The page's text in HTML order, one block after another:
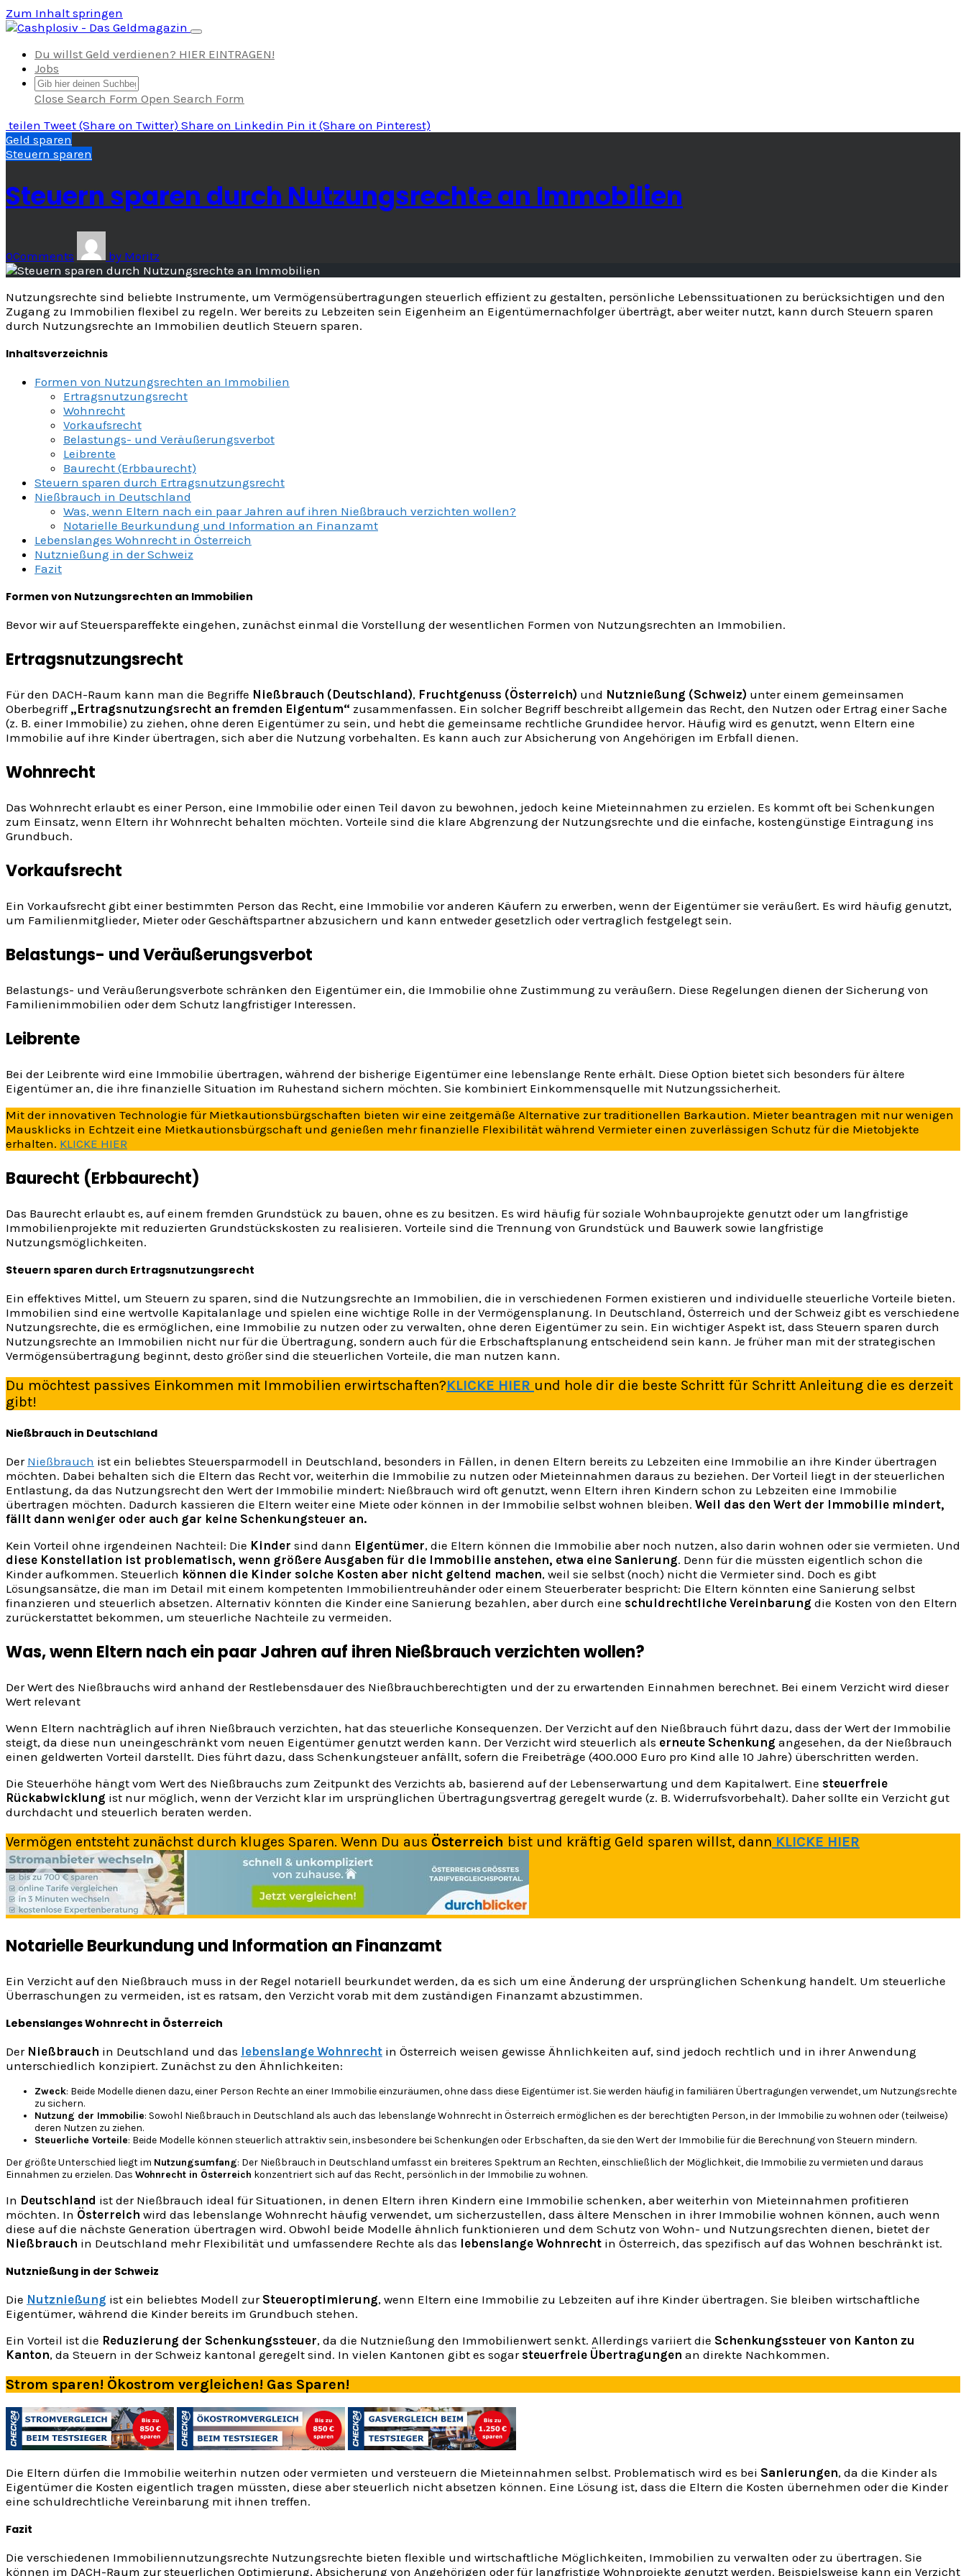
Zum Inhalt springen
Navigation umschalten
Du willst Geld verdienen? HIER EINTRAGEN!
Jobs
Close Search Form Open Search Form
teilen Tweet (Share on Twitter) Share on Linkedin Pin it (Share on Pinterest)
Geld sparen
Steuern sparen
Steuern sparen durch Nutzungsrechte an Immobilien
0Comments by Moritz
Nutzungsrechte sind beliebte Instrumente, um Vermögensübertragungen steuerlich effizient zu gestalten, persönliche Lebenssituationen zu berücksichtigen und den
Zugang zu Immobilien flexibel zu regeln. Wer bereits zu Lebzeiten sein Eigenheim an Eigentümernachfolger überträgt, aber weiter nutzt, kann durch Steuern sparen
durch Nutzungsrechte an Immobilien deutlich Steuern sparen.
Inhaltsverzeichnis
Formen von Nutzungsrechten an Immobilien
Ertragsnutzungsrecht
Wohnrecht
Vorkaufsrecht
Belastungs- und Veräußerungsverbot
Leibrente
Baurecht (Erbbaurecht)
Steuern sparen durch Ertragsnutzungsrecht
Nießbrauch in Deutschland
Was, wenn Eltern nach ein paar Jahren auf ihren Nießbrauch verzichten wollen?
Notarielle Beurkundung und Information an Finanzamt
Lebenslanges Wohnrecht in Österreich
Nutznießung in der Schweiz
Fazit
Formen von Nutzungsrechten an Immobilien
Bevor wir auf Steuerspareffekte eingehen, zunächst einmal die Vorstellung der wesentlichen Formen von Nutzungsrechten an Immobilien.
Ertragsnutzungsrecht
Für den DACH-Raum kann man die Begriffe Nießbrauch (Deutschland), Fruchtgenuss (Österreich) und Nutznießung (Schweiz) unter einem gemeinsamen
Oberbegriff „Ertragsnutzungsrecht an fremden Eigentum“ zusammenfassen. Ein solcher Begriff beschreibt allgemein das Recht, den Nutzen oder Ertrag einer Sache
(z. B. einer Immobilie) zu ziehen, ohne deren Eigentümer zu sein, und hebt die gemeinsame rechtliche Grundidee hervor. Häufig wird es genutzt, wenn Eltern eine
Immobilie auf ihre Kinder übertragen, sich aber die Nutzung vorbehalten. Es kann auch zur Absicherung von Angehörigen im Erbfall dienen.
Wohnrecht
Das Wohnrecht erlaubt es einer Person, eine Immobilie oder einen Teil davon zu bewohnen, jedoch keine Mieteinnahmen zu erzielen. Es kommt oft bei Schenkungen
zum Einsatz, wenn Eltern ihr Wohnrecht behalten möchten. Vorteile sind die klare Abgrenzung der Nutzungsrechte und die einfache, kostengünstige Eintragung ins
Grundbuch.
Vorkaufsrecht
Ein Vorkaufsrecht gibt einer bestimmten Person das Recht, eine Immobilie vor anderen Käufern zu erwerben, wenn der Eigentümer sie veräußert. Es wird häufig genutzt,
um Familienmitglieder, Mieter oder Geschäftspartner abzusichern und kann entweder gesetzlich oder vertraglich festgelegt sein.
Belastungs- und Veräußerungsverbot
Belastungs- und Veräußerungsverbote schränken den Eigentümer ein, die Immobilie ohne Zustimmung zu veräußern. Diese Regelungen dienen der Sicherung von
Familienimmobilien oder dem Schutz langfristiger Interessen.
Leibrente
Bei der Leibrente wird eine Immobilie übertragen, während der bisherige Eigentümer eine lebenslange Rente erhält. Diese Option bietet sich besonders für ältere
Eigentümer an, die ihre finanzielle Situation im Ruhestand sichern möchten. Sie kombiniert Einkommensquelle mit Nutzungssicherheit.
Mit der innovativen Technologie für Mietkautionsbürgschaften bieten wir eine zeitgemäße Alternative zur traditionellen Barkaution. Mieter beantragen mit nur wenigen
Mausklicks in Echtzeit eine Mietkautionsbürgschaft und genießen mehr finanzielle Flexibilität während Vermieter einen zuverlässigen Schutz für die Mietobjekte
erhalten. KLICKE HIER
Baurecht (Erbbaurecht)
Das Baurecht erlaubt es, auf einem fremden Grundstück zu bauen, ohne es zu besitzen. Es wird häufig für soziale Wohnbauprojekte genutzt oder um langfristige
Immobilienprojekte mit reduzierten Grundstückskosten zu realisieren. Vorteile sind die Trennung von Grundstück und Bauwerk sowie langfristige
Nutzungsmöglichkeiten.
Steuern sparen durch Ertragsnutzungsrecht
Ein effektives Mittel, um Steuern zu sparen, sind die Nutzungsrechte an Immobilien, die in verschiedenen Formen existieren und individuelle steuerliche Vorteile bieten.
Immobilien sind eine wertvolle Kapitalanlage und spielen eine wichtige Rolle in der Vermögensplanung. In Deutschland, Österreich und der Schweiz gibt es verschiedene
Nutzungsrechte, die es ermöglichen, eine Immobilie zu nutzen oder zu verwalten, ohne deren Eigentümer zu sein. Ein wichtiger Aspekt ist, dass Steuern sparen durch
Nutzungsrechte an Immobilien nicht nur für die Übertragung, sondern auch für die Erbschaftsplanung entscheidend sein kann. Je früher man mit der strategischen
Vermögensübertragung beginnt, desto größer sind die steuerlichen Vorteile, die man nutzen kann.
Du möchtest passives Einkommen mit Immobilien erwirtschaften?KLICKE HIER und hole dir die beste Schritt für Schritt Anleitung die es derzeit
gibt!
Nießbrauch in Deutschland
Der Nießbrauch ist ein beliebtes Steuersparmodell in Deutschland, besonders in Fällen, in denen Eltern bereits zu Lebzeiten eine Immobilie an ihre Kinder übertragen
möchten. Dabei behalten sich die Eltern das Recht vor, weiterhin die Immobilie zu nutzen oder Mieteinnahmen daraus zu beziehen. Der Vorteil liegt in der steuerlichen
Entlastung, da das Nutzungsrecht den Wert der Immobilie mindert: Nießbrauch wird oft genutzt, wenn Eltern ihren Kindern schon zu Lebzeiten eine Immobilie
übertragen möchten. Dadurch kassieren die Eltern weiter eine Miete oder können in der Immobilie selbst wohnen bleiben. Weil das den Wert der Immobilie mindert,
fällt dann weniger oder auch gar keine Schenkungsteuer an.
Kein Vorteil ohne irgendeinen Nachteil: Die Kinder sind dann Eigentümer, die Eltern können die Immobilie aber noch nutzen, also darin wohnen oder sie vermieten. Und
diese Konstellation ist problematisch, wenn größere Ausgaben für die Immobilie anstehen, etwa eine Sanierung. Denn für die müssten eigentlich schon die
Kinder aufkommen. Steuerlich können die Kinder solche Kosten aber nicht geltend machen, weil sie selbst (noch) nicht die Vermieter sind. Doch es gibt
Lösungsansätze, die man im Detail mit einem kompetenten Immobilientreuhänder oder einem Steuerberater bespricht: Die Eltern könnten eine Sanierung selbst
finanzieren und steuerlich absetzen. Alternativ könnten die Kinder eine Sanierung bezahlen, aber durch eine schuldrechtliche Vereinbarung die Kosten von den Eltern
zurückerstattet bekommen, um steuerliche Nachteile zu vermeiden.
Was, wenn Eltern nach ein paar Jahren auf ihren Nießbrauch verzichten wollen?
Der Wert des Nießbrauchs wird anhand der Restlebensdauer des Nießbrauchberechtigten und der zu erwartenden Einnahmen berechnet. Bei einem Verzicht wird dieser
Wert relevant
Wenn Eltern nachträglich auf ihren Nießbrauch verzichten, hat das steuerliche Konsequenzen. Der Verzicht auf den Nießbrauch führt dazu, dass der Wert der Immobilie
steigt, da diese nun uneingeschränkt vom neuen Eigentümer genutzt werden kann. Der Verzicht wird steuerlich als erneute Schenkung angesehen, da der Nießbrauch
einen geldwerten Vorteil darstellt. Dies führt dazu, dass Schenkungsteuer anfällt, sofern die Freibeträge (400.000 Euro pro Kind alle 10 Jahre) überschritten werden.
Die Steuerhöhe hängt vom Wert des Nießbrauchs zum Zeitpunkt des Verzichts ab, basierend auf der Lebenserwartung und dem Kapitalwert. Eine steuerfreie
Rückabwicklung ist nur möglich, wenn der Verzicht klar im ursprünglichen Übertragungsvertrag geregelt wurde (z. B. Widerrufsvorbehalt). Daher sollte ein Verzicht gut
durchdacht und steuerlich beraten werden.
Vermögen entsteht zunächst durch kluges Sparen. Wenn Du aus Österreich bist und kräftig Geld sparen willst, dann KLICKE HIER
Notarielle Beurkundung und Information an Finanzamt
Ein Verzicht auf den Nießbrauch muss in der Regel notariell beurkundet werden, da es sich um eine Änderung der ursprünglichen Schenkung handelt. Um steuerliche
Überraschungen zu vermeiden, ist es ratsam, den Verzicht vorab mit dem zuständigen Finanzamt abzustimmen.
Lebenslanges Wohnrecht in Österreich
Der Nießbrauch in Deutschland und das lebenslange Wohnrecht in Österreich weisen gewisse Ähnlichkeiten auf, sind jedoch rechtlich und in ihrer Anwendung
unterschiedlich konzipiert. Zunächst zu den Ähnlichkeiten:
Zweck: Beide Modelle dienen dazu, einer Person Rechte an einer Immobilie einzuräumen, ohne dass diese Eigentümer ist. Sie werden häufig in familiären Übertragungen verwendet, um Nutzungsrechte
zu sichern.
Nutzung der Immobilie: Sowohl Nießbrauch in Deutschland als auch das lebenslange Wohnrecht in Österreich ermöglichen es der berechtigten Person, in der Immobilie zu wohnen oder (teilweise)
deren Nutzen zu ziehen.
Steuerliche Vorteile: Beide Modelle können steuerlich attraktiv sein, insbesondere bei Schenkungen oder Erbschaften, da sie den Wert der Immobilie für die Berechnung von Steuern mindern.
Der größte Unterschied liegt im Nutzungsumfang: Der Nießbrauch in Deutschland umfasst ein breiteres Spektrum an Rechten, einschließlich der Möglichkeit, die Immobilie zu vermieten und daraus
Einnahmen zu erzielen. Das Wohnrecht in Österreich konzentriert sich auf das Recht, persönlich in der Immobilie zu wohnen.
In Deutschland ist der Nießbrauch ideal für Situationen, in denen Eltern ihren Kindern eine Immobilie schenken, aber weiterhin von Mieteinnahmen profitieren
möchten. In Österreich wird das lebenslange Wohnrecht häufig verwendet, um sicherzustellen, dass ältere Menschen in ihrer Immobilie wohnen können, auch wenn
diese auf die nächste Generation übertragen wird. Obwohl beide Modelle ähnlich funktionieren und dem Schutz von Wohn- und Nutzungsrechten dienen, bietet der
Nießbrauch in Deutschland mehr Flexibilität und umfassendere Rechte als das lebenslange Wohnrecht in Österreich, das spezifisch auf das Wohnen beschränkt ist.
Nutznießung in der Schweiz
Die Nutznießung ist ein beliebtes Modell zur Steueroptimierung, wenn Eltern eine Immobilie zu Lebzeiten auf ihre Kinder übertragen. Sie bleiben wirtschaftliche
Eigentümer, während die Kinder bereits im Grundbuch stehen.
Ein Vorteil ist die Reduzierung der Schenkungssteuer, da die Nutznießung den Immobilienwert senkt. Allerdings variiert die Schenkungssteuer von Kanton zu
Kanton, da Steuern in der Schweiz kantonal geregelt sind. In vielen Kantonen gibt es sogar steuerfreie Übertragungen an direkte Nachkommen.
Strom sparen! Ökostrom vergleichen! Gas Sparen!
Die Eltern dürfen die Immobilie weiterhin nutzen oder vermieten und versteuern die Mieteinnahmen selbst. Problematisch wird es bei Sanierungen, da die Kinder als
Eigentümer die Kosten eigentlich tragen müssten, diese aber steuerlich nicht absetzen können. Eine Lösung ist, dass die Eltern die Kosten übernehmen oder die Kinder
eine schuldrechtliche Vereinbarung mit ihnen treffen.
Fazit
Die verschiedenen Immobiliennutzungsrechte Nutzungsrechte bieten flexible und wirtschaftliche Möglichkeiten, Immobilien zu verwalten oder zu übertragen. Sie
können im DACH-Raum zur steuerlichen Optimierung, Absicherung von Angehörigen oder für langfristige Wohnprojekte genutzt werden. Beispielsweise kann ein Verzicht